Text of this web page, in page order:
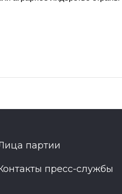
партии
пресс-службы